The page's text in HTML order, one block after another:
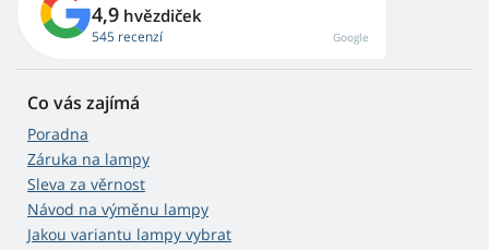
4,9 hvězdiček
545 recenzí Google
Co vás zajímá
Poradna
Záruka na lampy
Sleva za věrnost
Návod na výměnu lampy
Jakou variantu lampy vybrat